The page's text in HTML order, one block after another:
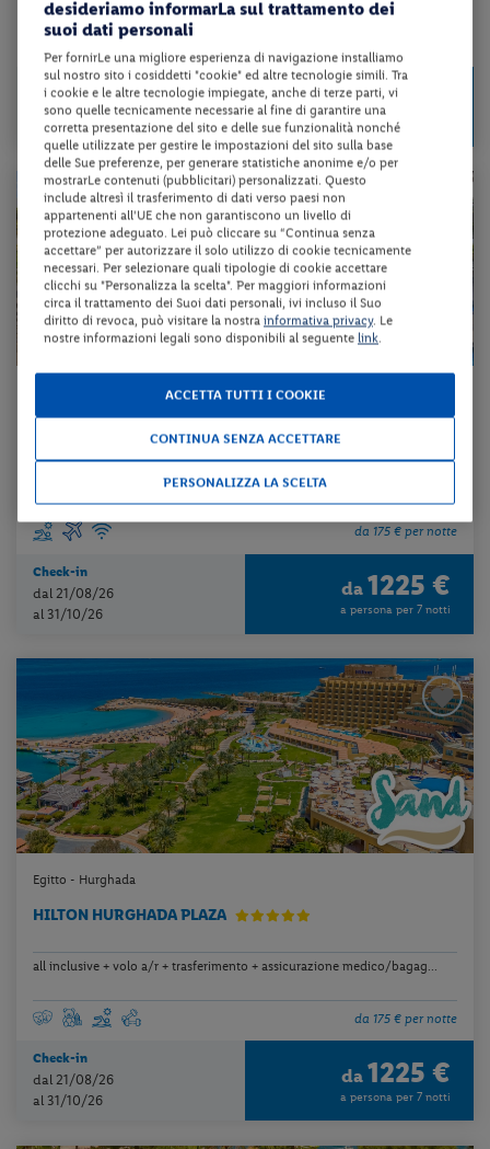
Check-in
dal 22/08/26
al 25/10/26
da1275 €
a persona per 7 notti
Spagna - Tenerife - Playa de Las Americas
mezza pensione + volo a/r + trasferimento + assicurazione medico/baga...
da 175 € per notte
Check-in
dal 21/08/26
al 31/10/26
da 1225 €
a persona per 7 notti
Egitto - Hurghada
HILTON HURGHADA PLAZA
all inclusive + volo a/r + trasferimento + assicurazione medico/bagag...
da 175 € per notte
Check-in
dal 21/08/26
al 31/10/26
da 1225 €
a persona per 7 notti
desideriamo informarLa sul trattamento dei
suoi dati personali
Per fornirLe una migliore esperienza di navigazione installiamo
sul nostro sito i cosiddetti "cookie" ed altre tecnologie simili. Tra
i cookie e le altre tecnologie impiegate, anche di terze parti, vi
sono quelle tecnicamente necessarie al fine di garantire una
corretta presentazione del sito e delle sue funzionalità nonché
quelle utilizzate per gestire le impostazioni del sito sulla base
delle Sue preferenze, per generare statistiche anonime e/o per
mostrarLe contenuti (pubblicitari) personalizzati. Questo
include altresì il trasferimento di dati verso paesi non
appartenenti all'UE che non garantiscono un livello di
protezione adeguato. Lei può cliccare su “Continua senza
accettare” per autorizzare il solo utilizzo di cookie tecnicamente
necessari. Per selezionare quali tipologie di cookie accettare
clicchi su "Personalizza la scelta". Per maggiori informazioni
circa il trattamento dei Suoi dati personali, ivi incluso il Suo
diritto di revoca, può visitare la nostra informativa privacy. Le
nostre informazioni legali sono disponibili al seguente link.
ACCETTA TUTTI I COOKIE
CONTINUA SENZA ACCETTARE
PERSONALIZZA LA SCELTA